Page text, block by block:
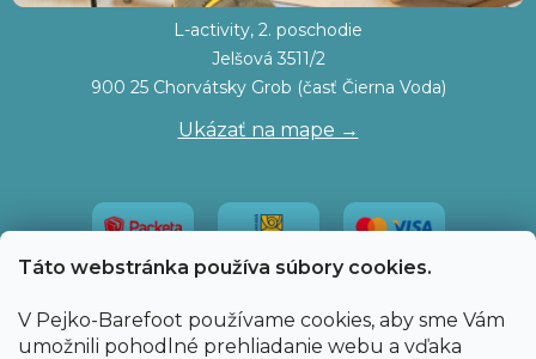
Táto webstránka používa súbory cookies.
V Pejko-Barefoot používame cookies, aby sme Vám
umožnili pohodlné prehliadanie webu a vďaka
L-activity, 2. poschodie
Jelšová 3511/2
900 25 Chorvátsky Grob (časť Čierna Voda)
Ukázať na mape →